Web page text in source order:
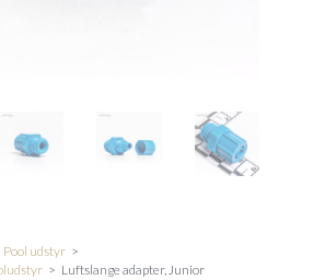
Pool udstyr >
> Luftslange adapter, Junior